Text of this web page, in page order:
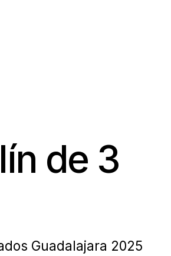
de 3
Guadalajara 2025